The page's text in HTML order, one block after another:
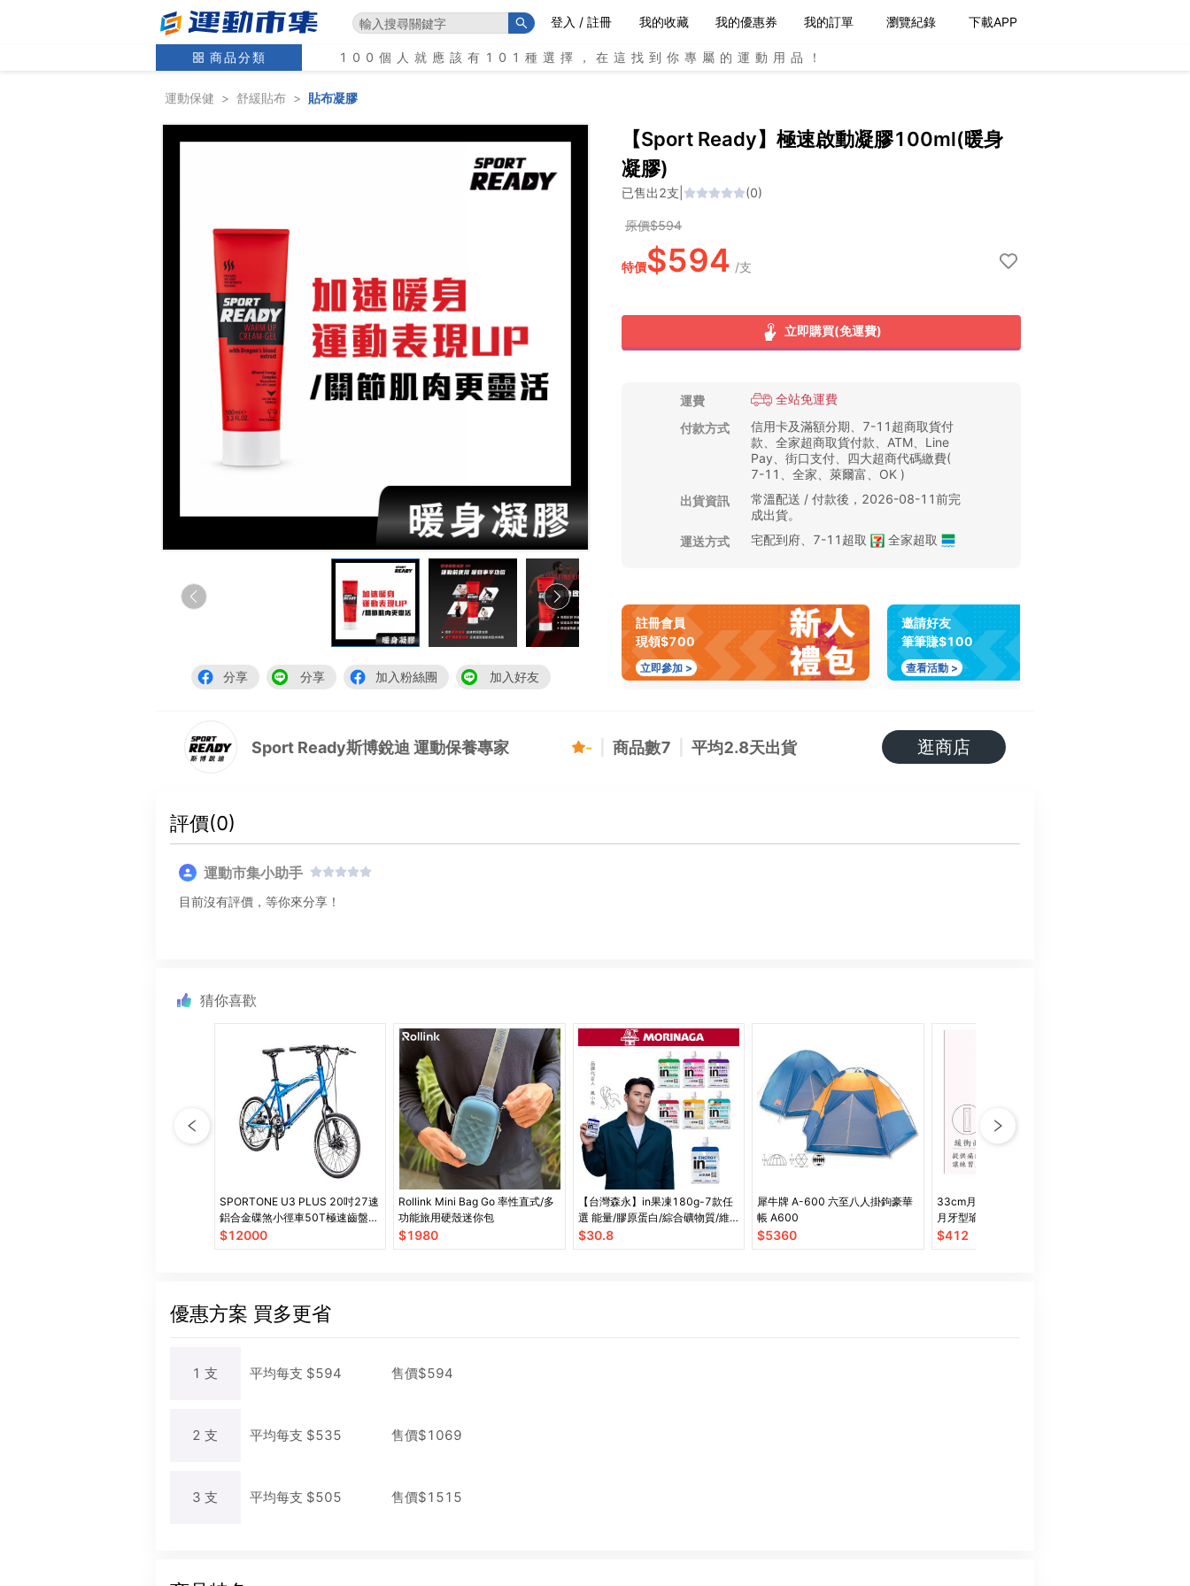
登入 / 註冊 我的收藏 我的優惠券 我的訂單 瀏覽紀錄 下載APP
商品分類 100個人就應該有101種選擇，在這找到你專屬的運動用品！
運動保健 > 舒緩貼布 > 貼布凝膠
分享 分享 加入粉絲團 加入好友
【Sport Ready】極速啟動凝膠100ml(暖身
凝膠)
已售出2支 (0)
原價$594
特價$594 /支
立即購買(免運費)
運費
全站免運費
付款方式
信用卡及滿額分期、7-11超商取貨付
款、全家超商取貨付款、ATM、Line
Pay、街口支付、四大超商代碼繳費(
7-11、全家、萊爾富、OK )
出貨資訊
常溫配送 / 付款後，2026-08-11前完
成出貨。
運送方式
宅配到府、 7-11超取 全家超取
註冊會員
現領$700
立即參加 >
邀請好友
筆筆賺$100
查看活動 >
Sport Ready斯博銳迪 運動保養專家 - 商品數7 平均2.8天出貨 逛商店
評價(0)
運動市集小助手
目前沒有評價，等你來分享！
猜你喜歡
SPORTONE U3 PLUS 20吋27速
鋁合金碟煞小徑車50T極速齒盤
SHIMANO全套變速器
$12000
Rollink Mini Bag Go 率性直式/多
功能旅用硬殼迷你包
$1980
【台灣森永】in果凍180g-7款任
選 能量/膠原蛋白/綜合礦物質/維
他命/膳食纖維/牛磺酸B群/益生菌
$30.8
犀牛牌 A-600 六至八人掛鉤豪華
帳 A600
$5360
33cm月牙型浮點瑜伽柱 瑜伽柱
月牙型瑜伽柱 狼牙棒
$412
優惠方案 買多更省
1 支 平均每支 $594 售價$594
2 支 平均每支 $535 售價$1069
3 支 平均每支 $505 售價$1515